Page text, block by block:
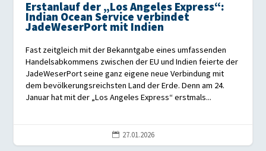
Erstanlauf der „Los Angeles Express“:
Indian Ocean Service verbindet
JadeWeserPort mit Indien
Fast zeitgleich mit der Bekanntgabe eines umfassenden
Handelsabkommens zwischen der EU und Indien feierte der
JadeWeserPort seine ganz eigene neue Verbindung mit
dem bevölkerungsreichsten Land der Erde. Denn am 24.
Januar hat mit der „Los Angeles Express“ erstmals...
 27.01.2026